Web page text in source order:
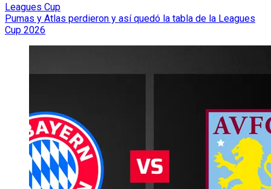
Leagues Cup
Pumas y Atlas perdieron y así quedó la tabla de la Leagues
Cup 2026